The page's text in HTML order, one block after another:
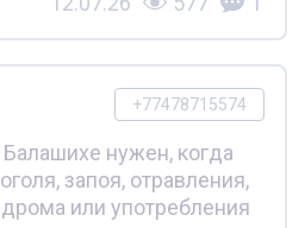
+77478715574
нужен, когда
запоя, отравления,
или употребления